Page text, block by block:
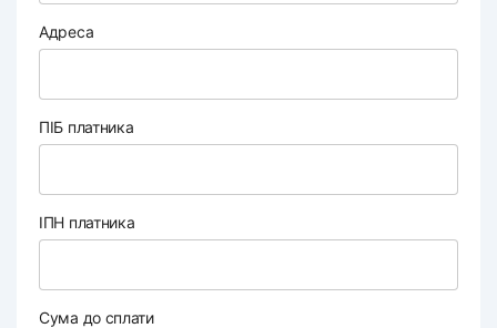
Адреса
ПІБ платника
ІПН платника
Сума до сплати